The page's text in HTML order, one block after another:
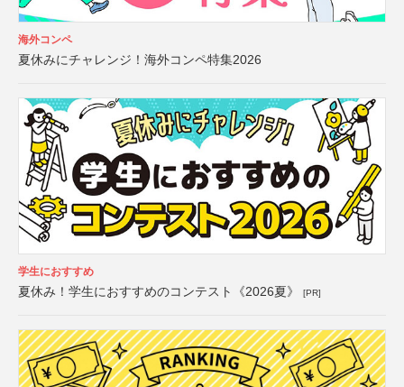
海外コンペ
夏休みにチャレンジ！海外コンペ特集2026
学生におすすめ
夏休み！学生におすすめのコンテスト《2026夏》 [PR]